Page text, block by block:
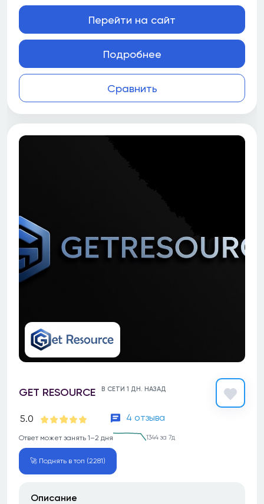
Сравнить
Перейти на сайт
Подробнее
GET RESOURCE В СЕТИ 1 ДН. НАЗАД
5.0 4 отзыва
Ответ может занять 1–2 дня 1344 за 7д
🚀 Поднять в топ (2281)
Описание